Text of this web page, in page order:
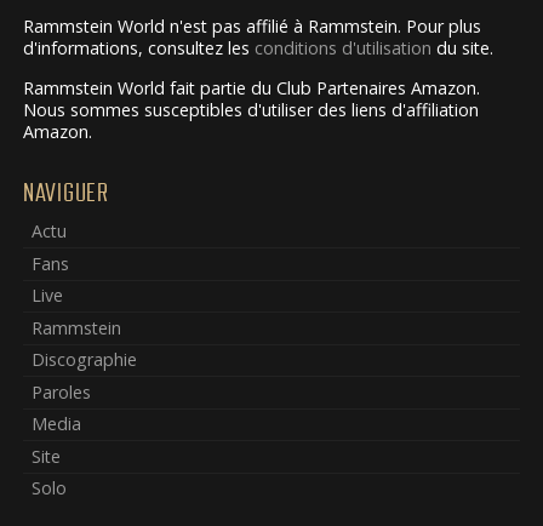
Rammstein World n'est pas affilié à Rammstein. Pour plus
d'informations, consultez les conditions d'utilisation du site.
Rammstein World fait partie du Club Partenaires Amazon.
Nous sommes susceptibles d'utiliser des liens d'affiliation
Amazon.
NAVIGUER
Actu
Fans
Live
Rammstein
Discographie
Paroles
Media
Site
Solo